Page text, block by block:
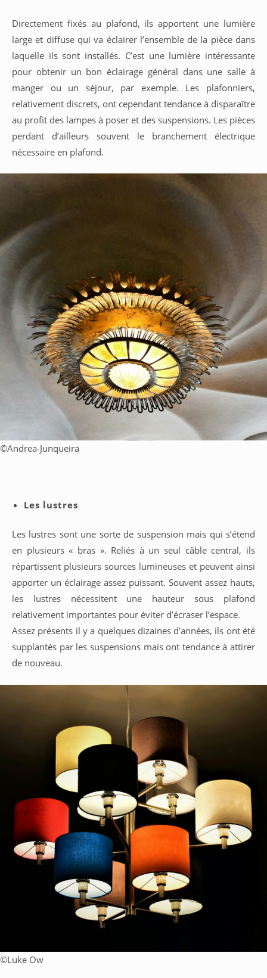
Directement fixés au plafond, ils apportent une lumière
large et diffuse qui va éclairer l’ensemble de la pièce dans
laquelle ils sont installés. C’est une lumière intéressante
pour obtenir un bon éclairage général dans une salle à
manger ou un séjour, par exemple. Les plafonniers,
relativement discrets, ont cependant tendance à disparaître
au profit des lampes à poser et des suspensions. Les pièces
perdant d’ailleurs souvent le branchement électrique
nécessaire en plafond.
©Andrea-Junqueira
Les lustres
Les lustres sont une sorte de suspension mais qui s’étend
en plusieurs « bras ». Reliés à un seul câble central, ils
répartissent plusieurs sources lumineuses et peuvent ainsi
apporter un éclairage assez puissant. Souvent assez hauts,
les lustres nécessitent une hauteur sous plafond
relativement importantes pour éviter d’écraser l’espace.
Assez présents il y a quelques dizaines d’années, ils ont été
supplantés par les suspensions mais ont tendance à attirer
de nouveau.
©Luke Ow